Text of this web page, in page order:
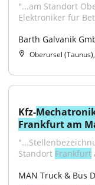
"...am Standort
Elektroniker für
Barth Galvanik
Oberursel
Kfz-
Frankfurt am
Standort Frankfurt
MAN Truck & Bus